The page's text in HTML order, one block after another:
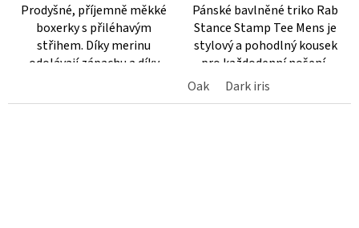
Prodyšné, příjemně měkké
boxerky s přiléhavým
střihem. Díky merinu
odolávají zápachu a díky
hvězdiček.
Pánské bavlněné triko Rab
Stance Stamp Tee Mens je
stylový a pohodlný kousek
pro každodenní nošení.
Oak
Dark iris